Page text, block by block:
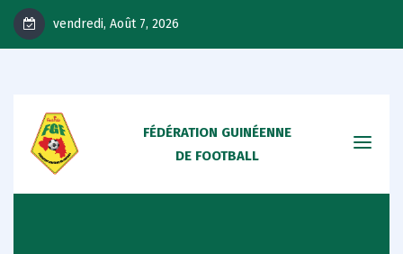
vendredi, Août 7, 2026
FÉDÉRATION GUINÉENNE
DE FOOTBALL